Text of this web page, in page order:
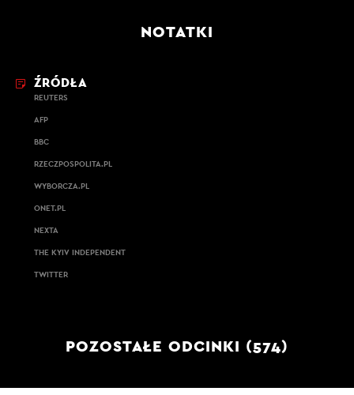
NOTATKI
ŹRÓDŁA
REUTERS
AFP
BBC
RZECZPOSPOLITA.PL
WYBORCZA.PL
ONET.PL
NEXTA
THE KYIV INDEPENDENT
TWITTER
POZOSTAŁE ODCINKI (574)